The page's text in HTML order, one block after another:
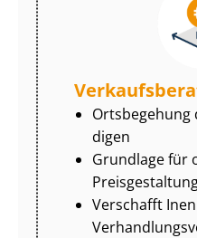
di­gen
Grundlage für
Verschafft